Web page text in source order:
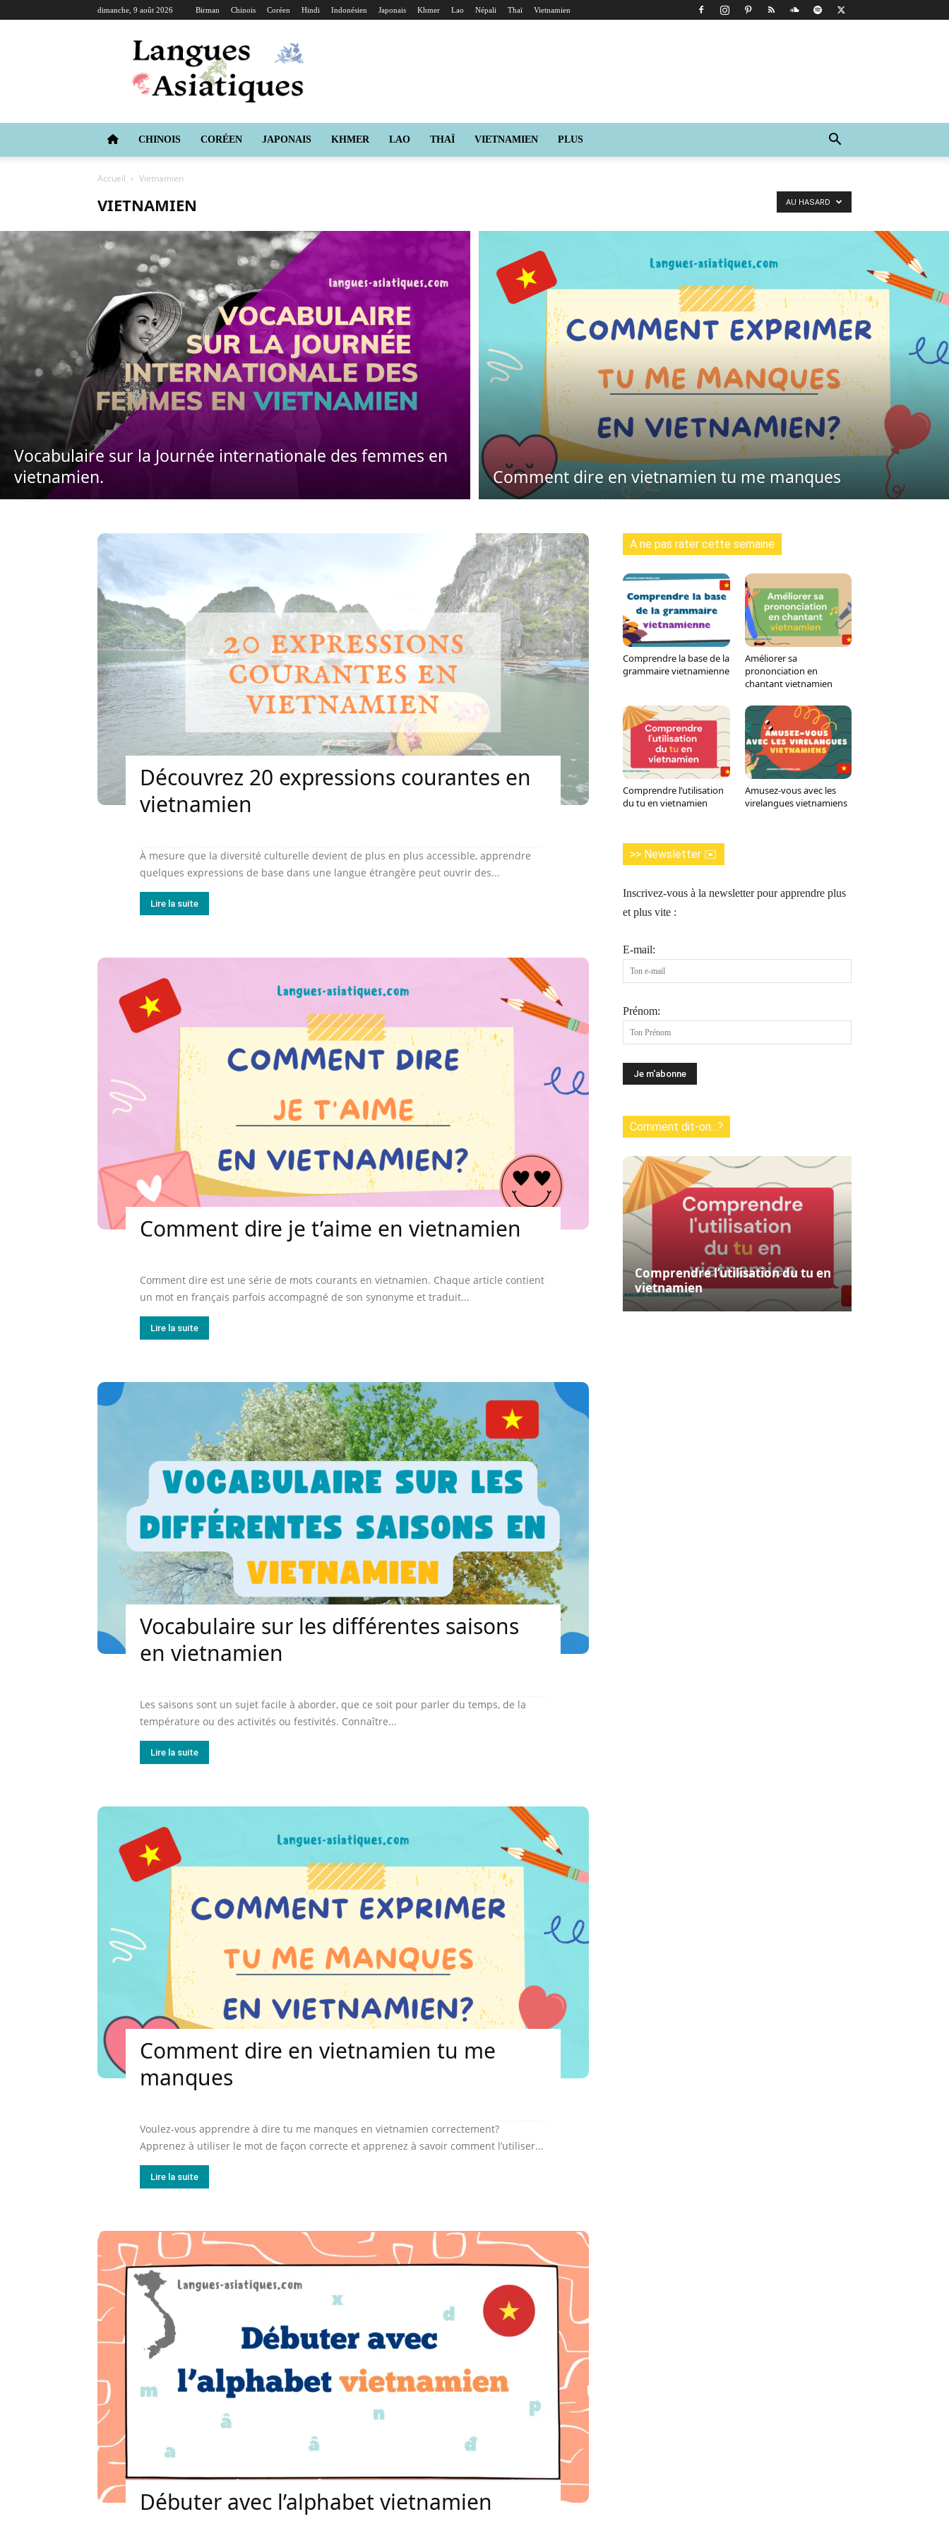
dimanche, 9 août 2026 Birman Chinois Coréen Hindi Indonésien Japonais Khmer Lao Népali Thaï Vietnamien
Langues
Asiatiques
CHINOIS CORÉEN JAPONAIS KHMER LAO THAÏ VIETNAMIEN PLUS
Accueil Vietnamien
VIETNAMIEN AU HASARD
Vocabulaire sur la Journée internationale des femmes en
vietnamien.
Comment dire en vietnamien tu me manques
Découvrez 20 expressions courantes en
vietnamien
À mesure que la diversité culturelle devient de plus en plus accessible, apprendre
quelques expressions de base dans une langue étrangère peut ouvrir des...
Lire la suite
Comment dire je t’aime en vietnamien
Comment dire est une série de mots courants en vietnamien. Chaque article contient
un mot en français parfois accompagné de son synonyme et traduit...
Lire la suite
Vocabulaire sur les différentes saisons
en vietnamien
Les saisons sont un sujet facile à aborder, que ce soit pour parler du temps, de la
température ou des activités ou festivités. Connaître...
Lire la suite
Comment dire en vietnamien tu me
manques
Voulez-vous apprendre à dire tu me manques en vietnamien correctement?
Apprenez à utiliser le mot de façon correcte et apprenez à savoir comment l’utiliser...
Lire la suite
Débuter avec l’alphabet vietnamien
A ne pas rater cette semaine
Comprendre la base de la
grammaire vietnamienne
Améliorer sa
prononciation en
chantant vietnamien
Comprendre l’utilisation
du tu en vietnamien
Amusez-vous avec les
virelangues vietnamiens
>> Newsletter ✉️
Inscrivez-vous à la newsletter pour apprendre plus
et plus vite :
E-mail:
Prénom:
Comment dit-on...?
Comprendre l’utilisation du tu en
vietnamien